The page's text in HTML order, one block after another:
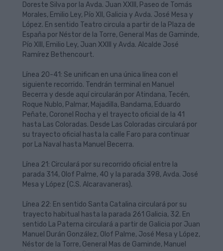
Doreste Silva por la Avda. Juan XXIII, Paseo de Tomás
Morales, Emilio Ley, Pío XII, Galicia y Avda. José Mesa y
López. En sentido Teatro circula a partir de la Plaza de
España por Néstor de la Torre, General Mas de Gaminde,
Pío XIII, Emilio Ley, Juan XXIII y Avda. Alcalde José
Ramírez Bethencourt.
Línea 20-41: Se unifican en una única línea con el
siguiente recorrido. Tendrán terminal en Manuel
Becerra y desde aquí circularán por Atindana, Tecén,
Roque Nublo, Palmar, Majadilla, Bandama, Eduardo
Peñate, Coronel Rocha y el trayecto oficial de la 41
hasta Las Coloradas. Desde Las Coloradas circulará por
su trayecto oficial hasta la calle Faro para continuar
por La Naval hasta Manuel Becerra.
Línea 21: Circulará por su recorrido oficial entre la
parada 314, Olof Palme, 40 y la parada 398, Avda. José
Mesa y López (C.S. Alcaravaneras).
Línea 22: En sentido Santa Catalina circulará por su
trayecto habitual hasta la parada 261 Galicia, 32. En
sentido La Paterna circulará a partir de Galicia por Juan
Manuel Durán González, Olof Palme, José Mesa y López,
Néstor de la Torre, General Mas de Gaminde, Manuel